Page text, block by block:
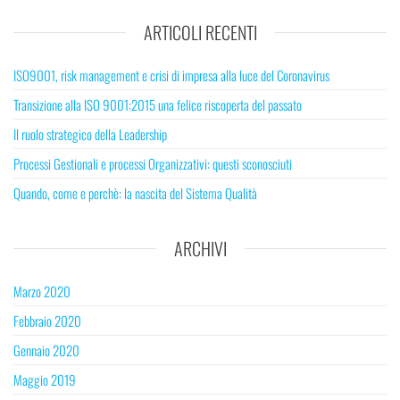
ARTICOLI RECENTI
ISO9001, risk management e crisi di impresa alla luce del Coronavirus
Transizione alla ISO 9001:2015 una felice riscoperta del passato
Il ruolo strategico della Leadership
Processi Gestionali e processi Organizzativi: questi sconosciuti
Quando, come e perchè: la nascita del Sistema Qualità
ARCHIVI
Marzo 2020
Febbraio 2020
Gennaio 2020
Maggio 2019